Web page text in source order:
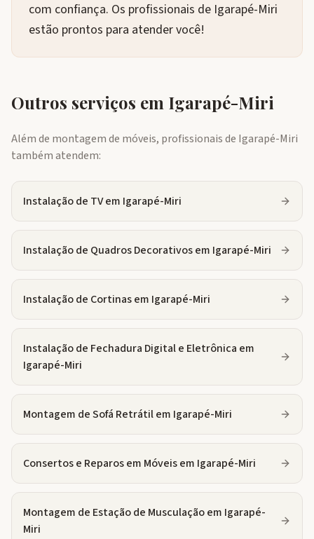
com confiança. Os profissionais de Igarapé-Miri
estão prontos para atender você!
Outros serviços em Igarapé-Miri
Além de montagem de móveis, profissionais de Igarapé-Miri
também atendem:
Instalação de TVem Igarapé-Miri
Instalação de Quadros Decorativosem Igarapé-Miri
Instalação de Cortinasem Igarapé-Miri
Instalação de Fechadura Digital e Eletrônica em
Igarapé-Miri
Montagem de Sofá Retrátilem Igarapé-Miri
Consertos e Reparos em Móveisem Igarapé-Miri
Montagem de Estação de Musculaçãoem Igarapé-
Miri